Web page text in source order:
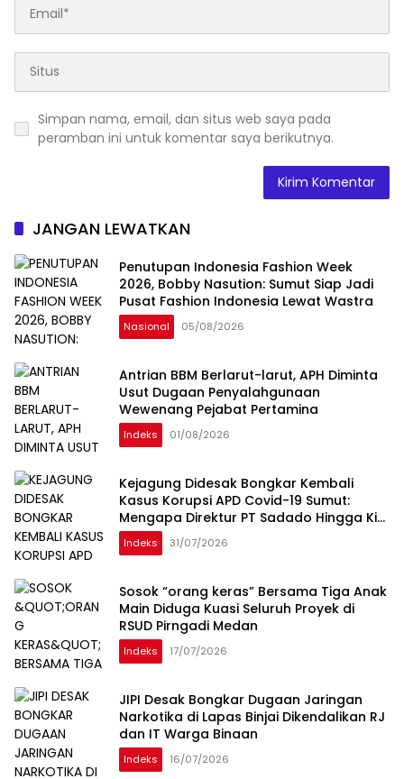
Simpan nama, email, dan situs web saya pada
peramban ini untuk komentar saya berikutnya.
JANGAN LEWATKAN
Penutupan Indonesia Fashion Week
2026, Bobby Nasution: Sumut Siap Jadi
Pusat Fashion Indonesia Lewat Wastra
Nasional 05/08/2026
Antrian BBM Berlarut-larut, APH Diminta
Usut Dugaan Penyalahgunaan
Wewenang Pejabat Pertamina
Indeks 01/08/2026
Kejagung Didesak Bongkar Kembali
Kasus Korupsi APD Covid-19 Sumut:
Mengapa Direktur PT Sadado Hingga Kini
Tak Tersentuh?
Indeks 31/07/2026
Sosok “orang keras” Bersama Tiga Anak
Main Diduga Kuasi Seluruh Proyek di
RSUD Pirngadi Medan
Indeks 17/07/2026
JIPI Desak Bongkar Dugaan Jaringan
Narkotika di Lapas Binjai Dikendalikan RJ
dan IT Warga Binaan
Indeks 16/07/2026